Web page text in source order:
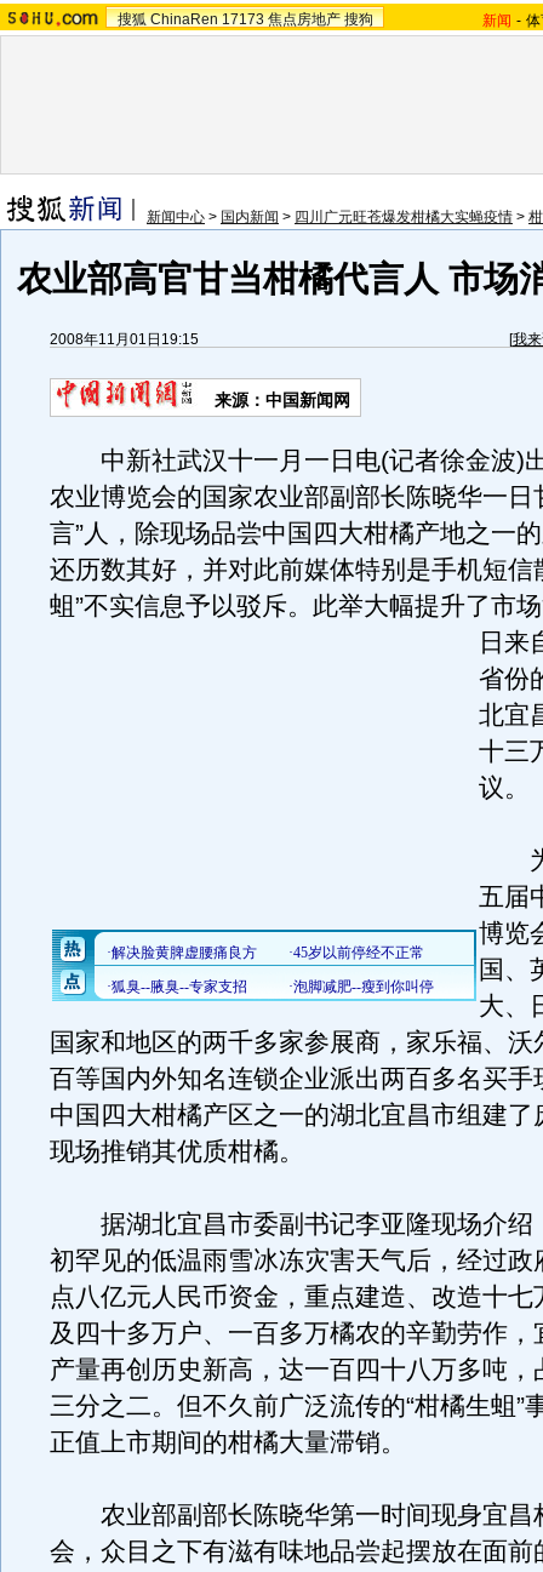
搜狐 ChinaRen 17173 焦点房地产 搜狗 新闻 -
新闻中心 > 国内新闻 > 四川广元旺苍爆发柑橘大实蝇疫情 >
农业部高官甘当柑橘代言人 市场
2008年11月01日19:15 [我
来源：中国新闻网
中新社武汉十一月一日电(记者徐金波)
农业博览会的国家农业部副部长陈晓华一日
言”人，除现场品尝中国四大柑橘产地之一
还历数其好，并对此前媒体特别是手机短信
蛆”不实信息予以驳斥。 此举大幅提升了市
日来
省份
北宜
十三
议。
为
五届
博览
国、
大、
国家和地区的两千多家参展商，家乐福、沃
百等国内外知名连锁企业派出两百多名买手
中国四大柑橘产区之一的湖北宜昌市组建了
现场推销其优质柑橘。
据湖北宜昌市委副书记李亚隆现场介绍
初罕见的低温雨雪冰冻灾害天气后，经过政
点八亿元人民币资金，重点建造、改造十七
及四十多万户、一百多万橘农的辛勤劳作，
产量再创历史新高，达一百四十八万多吨，
三分之二。但不久前广泛流传的“柑橘生蛆”
正值上市期间的柑橘大量滞销。
农业部副部长陈晓华第一时间现身宜昌
会，众目之下有滋有味地品尝起摆放在面前